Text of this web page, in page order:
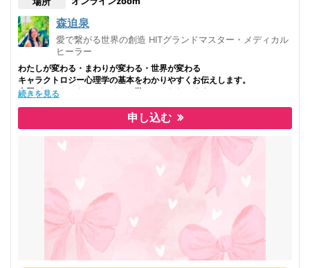
ーーーーーーーーーーーーーーーーーーーーーーーーーーーーーーー
こちらの講座は恋愛・パートナーシップでお悩みの方に向けた
「まずは自分自身の取り扱い方から」の『ベーシック1day講座』です。
『恋愛1day講座』ではありませんのでご注意ください。
ーーーーーーーーーーーーーーーーーーーーーーーーーーーーーーー
【このようなお悩みを持つ方へ】
どうしても恋愛がうまくいかない
寂しい、辛い気持ちになってしまいがち
本当は嫌なのに喧嘩ばかりしている
恋が片想いばかりで終わってしまう
この人だと思える人と出会って幸せな結婚がしたいのにできない
不倫や浮気の苦しさをどうしていけばいいか分からない
女性として・男性として自信を持てない
離婚も考えているが、一人でやっていく自信がなくてズルズル・・・
好きな人を追いかけるばかりでなく、惹きつけられるようになってみ
なぜ、今この人と付き合っているのか？この関係性なのか？その理由
【この1日講座で学ぶと何が得られるか？】
森迫泉
愛で繋がる世界の創造 HITグランドマスター・メディカル
ヒーラー
わたしが変わる・まわりが変わる・世界が変わる
キャラクトロジー心理学の基本をわかりやすくお伝えします。
全国どこからでもオンラインで学んでいただけます。
続きを見る
申し込む